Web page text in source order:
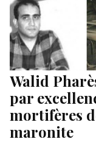
Walid
par
mortifères
maronite